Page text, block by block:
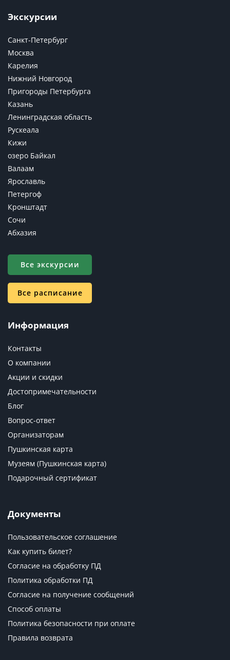
Экскурсии
Санкт-Петербург
Москва
Карелия
Нижний Новгород
Пригороды Петербурга
Казань
Ленинградская область
Рускеала
Кижи
озеро Байкал
Валаам
Ярославль
Петергоф
Кронштадт
Сочи
Абхазия
Все экскурсии
Все расписание
Информация
Контакты
О компании
Акции и скидки
Достопримечательности
Блог
Вопрос-ответ
Организаторам
Пушкинская карта
Музеям (Пушкинская карта)
Подарочный сертификат
Документы
Пользовательское соглашение
Как купить билет?
Согласие на обработку ПД
Политика обработки ПД
Согласие на получение сообщений
Способ оплаты
Политика безопасности при оплате
Правила возврата